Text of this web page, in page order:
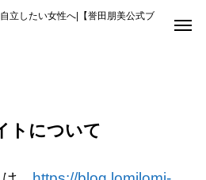
立したい女性へ|【誉田朋美公式ブ
トについて